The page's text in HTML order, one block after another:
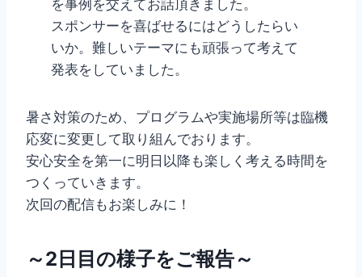
を事例を交えてお話頂きました。
スポンサーを喜ばせるにはどうしたらい
いか。難しいテーマにも頑張って考えて
発表をしていました。
暑さ対策のため、プログラムや実施場所等は臨機
応変に変更して取り組んでおります。
安心安全を第一に明日以降も楽しく考える時間を
つくっていきます。
次回の配信もお楽しみに！
～2日目の様子をご報告～